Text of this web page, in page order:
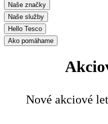
Naše značky
Naše služby
Hello Tesco
Ako pomáhame
Nové akciové